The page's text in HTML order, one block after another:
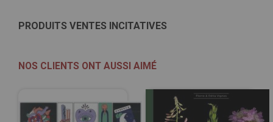
PRODUITS VENTES INCITATIVES
NOS CLIENTS ONT AUSSI AIMÉ